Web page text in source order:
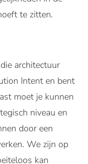
te zitten.
architectuur
Intent en bent
moet je kunnen
niveau en
door een
We zijn op
kan